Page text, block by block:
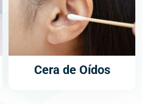
Cera de Oídos